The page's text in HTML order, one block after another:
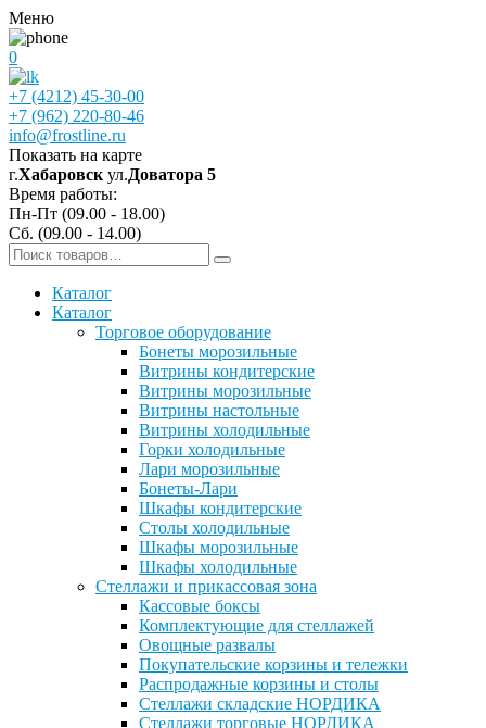
Меню
0
+7 (4212) 45-30-00
+7 (962) 220-80-46
info@frostline.ru
Показать на карте
г.Хабаровск ул.Доватора 5
Время работы:
Пн-Пт (09.00 - 18.00)
Сб. (09.00 - 14.00)
Каталог
Каталог
Торговое оборудование
Бонеты морозильные
Витрины кондитерские
Витрины морозильные
Витрины настольные
Витрины холодильные
Горки холодильные
Лари морозильные
Бонеты-Лари
Шкафы кондитерские
Столы холодильные
Шкафы морозильные
Шкафы холодильные
Стеллажи и прикассовая зона
Кассовые боксы
Комплектующие для стеллажей
Овощные развалы
Покупательские корзины и тележки
Распродажные корзины и столы
Стеллажи складские НОРДИКА
Стеллажи торговые НОРДИКА